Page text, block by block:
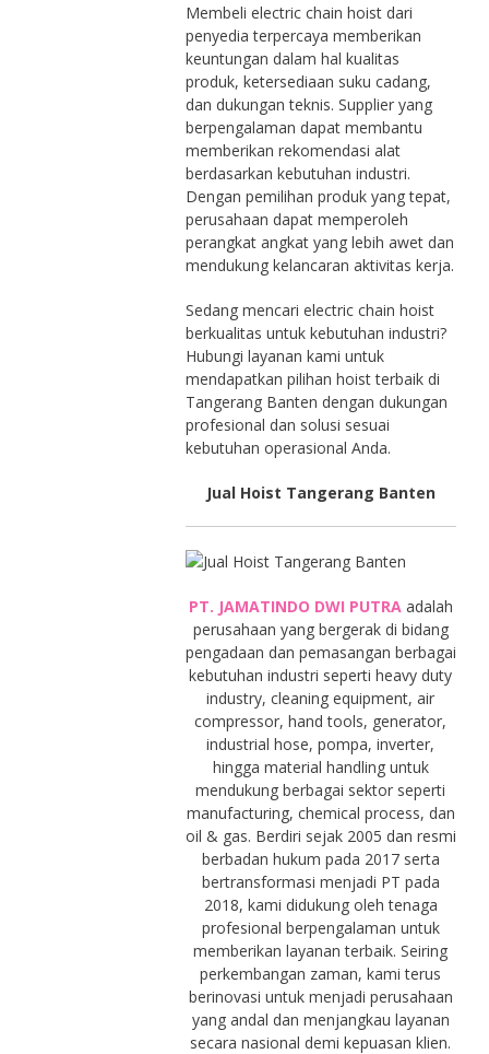
Membeli electric chain hoist dari
penyedia terpercaya memberikan
keuntungan dalam hal kualitas
produk, ketersediaan suku cadang,
dan dukungan teknis. Supplier yang
berpengalaman dapat membantu
memberikan rekomendasi alat
berdasarkan kebutuhan industri.
Dengan pemilihan produk yang tepat,
perusahaan dapat memperoleh
perangkat angkat yang lebih awet dan
mendukung kelancaran aktivitas kerja.
Sedang mencari electric chain hoist
berkualitas untuk kebutuhan industri?
Hubungi layanan kami untuk
mendapatkan pilihan hoist terbaik di
Tangerang Banten dengan dukungan
profesional dan solusi sesuai
kebutuhan operasional Anda.
Jual Hoist Tangerang Banten
PT. JAMATINDO DWI PUTRAadalah
perusahaan yang bergerak di bidang
pengadaan dan pemasangan berbagai
kebutuhan industri seperti heavy duty
industry, cleaning equipment, air
compressor, hand tools, generator,
industrial hose, pompa, inverter,
hingga material handling untuk
mendukung berbagai sektor seperti
manufacturing, chemical process, dan
oil & gas. Berdiri sejak 2005 dan resmi
berbadan hukum pada 2017 serta
bertransformasi menjadi PT pada
2018, kami didukung oleh tenaga
profesional berpengalaman untuk
memberikan layanan terbaik. Seiring
perkembangan zaman, kami terus
berinovasi untuk menjadi perusahaan
yang andal dan menjangkau layanan
secara nasional demi kepuasan klien.